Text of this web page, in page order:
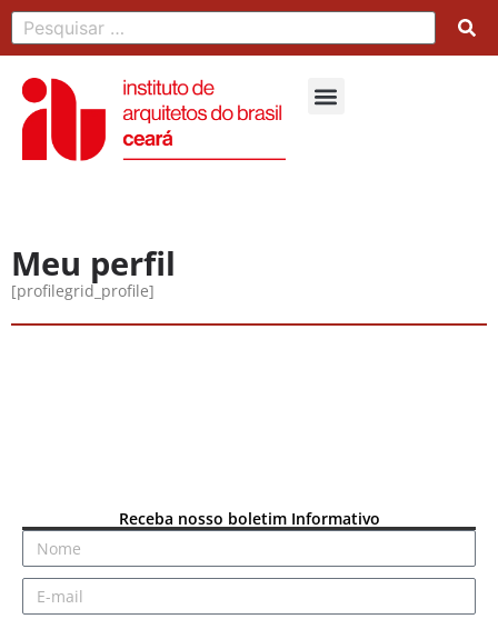
Meu perfil
[profilegrid_profile]
Receba nosso boletim Informativo